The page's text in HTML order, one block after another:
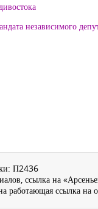
независимого
П2436
ссылка на
работающая ссылка на